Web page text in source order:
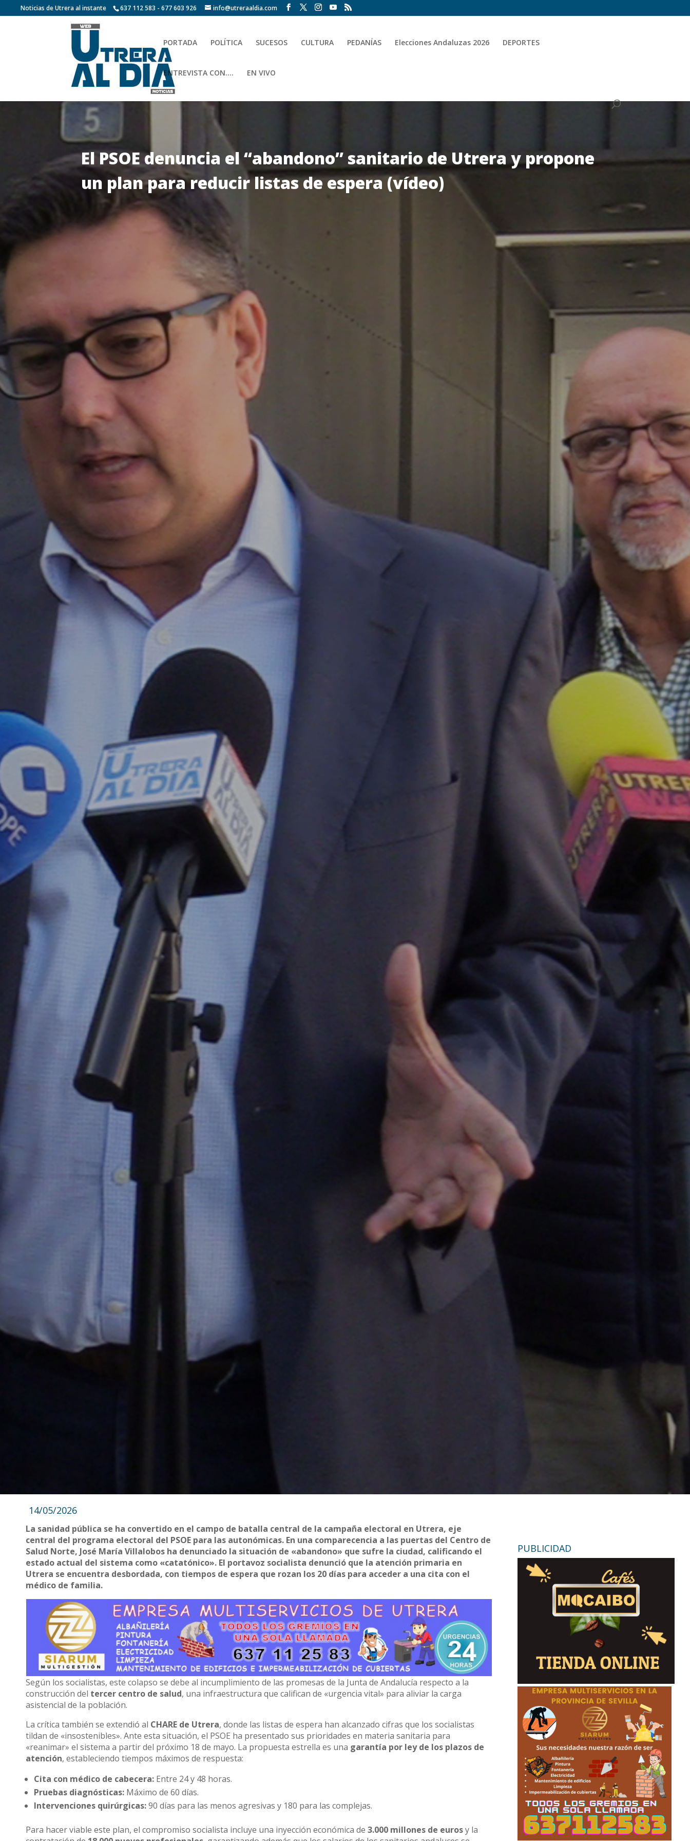
Noticias de Utrera al instante 637 112 583 - 677 603 926 info@utreraaldia.com
PORTADA POLÍTICA SUCESOS CULTURA PEDANÍAS Elecciones Andaluzas 2026 DEPORTES
ENTREVISTA CON…. EN VIVO
El PSOE denuncia el “abandono” sanitario de Utrera y propone
un plan para reducir listas de espera (vídeo)
14/05/2026
La sanidad pública se ha convertido en el campo de batalla central de la campaña electoral en Utrera, eje
central del programa electoral del PSOE para las autonómicas. En una comparecencia a las puertas del Centro de
Salud Norte, José María Villalobos ha denunciado la situación de «abandono» que sufre la ciudad, calificando el
estado actual del sistema como «catatónico». El portavoz socialista denunció que la atención primaria en
Utrera se encuentra desbordada, con tiempos de espera que rozan los 20 días para acceder a una cita con el
médico de familia.
Según los socialistas, este colapso se debe al incumplimiento de las promesas de la Junta de Andalucía respecto a la
construcción del tercer centro de salud, una infraestructura que califican de «urgencia vital» para aliviar la carga
asistencial de la población.
La crítica también se extendió al CHARE de Utrera, donde las listas de espera han alcanzado cifras que los socialistas
tildan de «insostenibles». Ante esta situación, el PSOE ha presentado sus prioridades en materia sanitaria para
«reanimar» el sistema a partir del próximo 18 de mayo. La propuesta estrella es una garantía por ley de los plazos de
atención, estableciendo tiempos máximos de respuesta:
Cita con médico de cabecera: Entre 24 y 48 horas.
Pruebas diagnósticas: Máximo de 60 días.
Intervenciones quirúrgicas:90 días para las menos agresivas y 180 para las complejas.
Para hacer viable este plan, el compromiso socialista incluye una inyección económica de3.000 millones de eurosy la
PUBLICIDAD